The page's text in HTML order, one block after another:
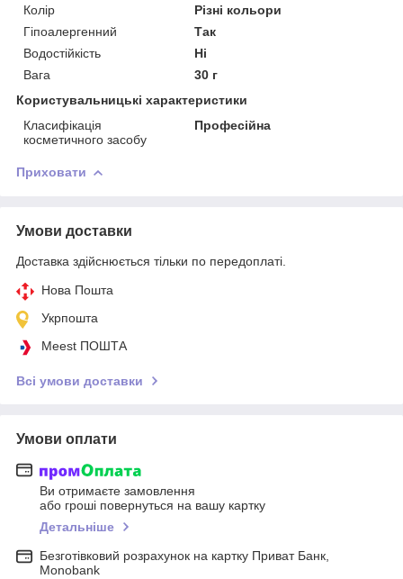
Колір
Різні кольори
Гіпоалергенний
Так
Водостійкість
Ні
Вага
30 г
Користувальницькі характеристики
Класифікація
косметичного засобу
Професійна
Приховати
Умови доставки
Доставка здійснюється тільки по передоплаті.
Нова Пошта
Укрпошта
Meest ПОШТА
Всі умови доставки
Умови оплати
Ви отримаєте замовлення
або гроші повернуться на вашу картку
Детальніше
Безготівковий розрахунок на картку Приват Банк,
Monobank